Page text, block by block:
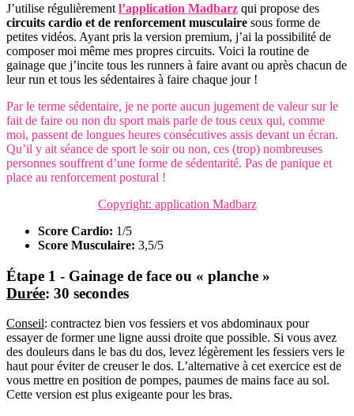
J’utilise régulièrement l’application Madbarz qui propose des
circuits cardio et de renforcement musculaire sous forme de
petites vidéos. Ayant pris la version premium, j’ai la possibilité de
composer moi même mes propres circuits. Voici la routine de
gainage que j’incite tous les runners à faire avant ou après chacun de
leur run et tous les sédentaires à faire chaque jour !
Par le terme sédentaire, je ne porte aucun jugement de valeur sur le
fait de faire ou non du sport mais parle de tous ceux qui, comme
moi, passent de longues heures consécutives assis devant un écran.
Qu’il y ait séance de sport le soir ou non, ces (trop) nombreuses
personnes souffrent d’une forme de sédentarité. Pas de panique et
place au renforcement postural !
Copyright: application Madbarz
Score Cardio: 1/5
Score Musculaire: 3,5/5
Étape 1 - Gainage de face ou « planche »
Durée: 30 secondes
Conseil: contractez bien vos fessiers et vos abdominaux pour
essayer de former une ligne aussi droite que possible. Si vous avez
des douleurs dans le bas du dos, levez légèrement les fessiers vers le
haut pour éviter de creuser le dos. L’alternative à cet exercice est de
vous mettre en position de pompes, paumes de mains face au sol.
Cette version est plus exigeante pour les bras.